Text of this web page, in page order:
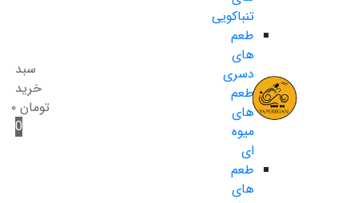
تنباکویی
طعم
های
دسری
طعم
های
میوه
ای
طعم
های
سبد
خرید
تومان ۰
0